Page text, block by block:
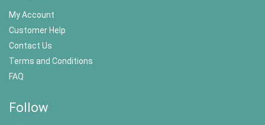
My Account
Customer Help
Contact Us
Terms and Conditions
FAQ
Follow